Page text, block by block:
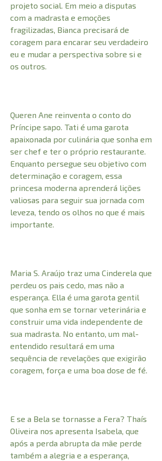
projeto social. Em meio a disputas
com a madrasta e emoções
fragilizadas, Bianca precisará de
coragem para encarar seu verdadeiro
eu e mudar a perspectiva sobre si e
os outros.
Queren Ane reinventa o conto do
Príncipe sapo. Tati é uma garota
apaixonada por culinária que sonha em
ser chef e ter o próprio restaurante.
Enquanto persegue seu objetivo com
determinação e coragem, essa
princesa moderna aprenderá lições
valiosas para seguir sua jornada com
leveza, tendo os olhos no que é mais
importante.
Maria S. Araújo traz uma Cinderela que
perdeu os pais cedo, mas não a
esperança. Ella é uma garota gentil
que sonha em se tornar veterinária e
construir uma vida independente de
sua madrasta. No entanto, um mal-
entendido resultará em uma
sequência de revelações que exigirão
coragem, força e uma boa dose de fé.
E se a Bela se tornasse a Fera? Thaís
Oliveira nos apresenta Isabela, que
após a perda abrupta da mãe perde
também a alegria e a esperança,